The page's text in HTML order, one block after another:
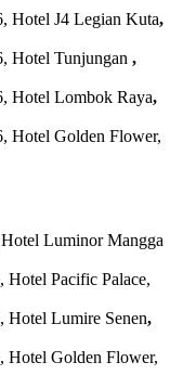
Hotel J4 Legian Kuta,
Hotel Tunjungan ,
Hotel Lombok Raya,
Hotel Golden Flower,
Luminor Mangga
Hotel Pacific Palace,
Hotel Lumire Senen,
Hotel Golden Flower,